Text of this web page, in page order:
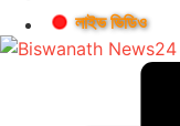
লাইভ ভিডিও